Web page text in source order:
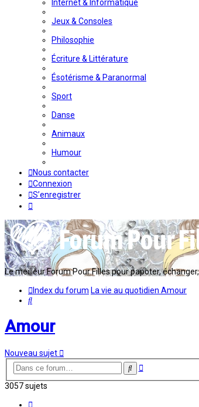
Internet & Informatique
Jeux & Consoles
Philosophie
Écriture & Littérature
Ésotérisme & Paranormal
Sport
Danse
Animaux
Humour
Nous contacter
Connexion
S’enregistrer
Le meilleur Forum Pour Filles pour papoter,
Index du forum La vie au quotidien Amour
Rechercher
Amour
Nouveau sujet
Rechercher
Recherche
3057 sujets